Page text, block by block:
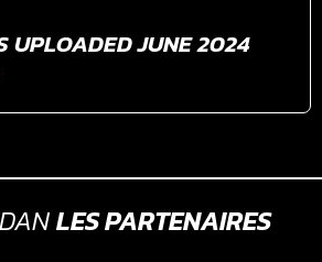
UPLOADED JUNE 2024
LES PARTENAIRES